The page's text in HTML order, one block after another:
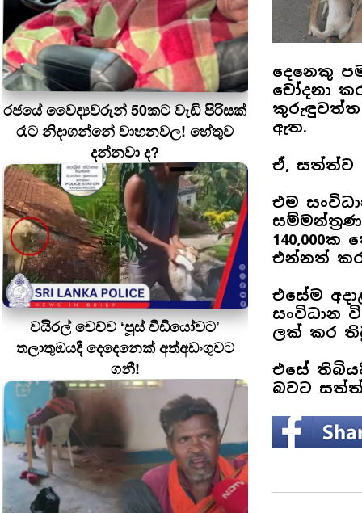
රජයේ වෛද්‍යවරුන් 50කට වැඩි පිරිසක්
රෑට නිදාගන්නේ වාහනවල! හේතුව
දන්නවා ද?
වයිරල් වෙච්ච ‘පූස් වීඩියෝවට’
තලාතුඔයදී දෙදෙනෙක් අත්අඩංගුවට
ගනී!
දෙනෙකු
චෝදනා
කුරුඳුවත්ත
ඇත.
ඒ, සත්ත්ව
එම
එන්නත් කර
එසේම
සංවිධාන
ලක් කර
එසේ
බවට